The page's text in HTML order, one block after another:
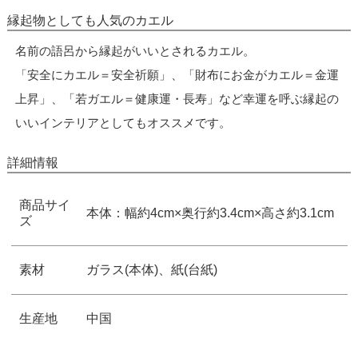
縁起物としても人気のカエル
名前の語呂から縁起がいいとされるカエル。
「安全にカエル＝安全祈願」、「財布にお金がカエル＝金運
上昇」、「若ガエル＝健康運・長寿」など幸運を呼ぶ縁起の
いいインテリアとしてもオススメです。
詳細情報
商品サイ
ズ
本体：幅約4cm×奥行約3.4cm×高さ約3.1cm
素材 ガラス(本体)、紙(台紙)
生産地 中国